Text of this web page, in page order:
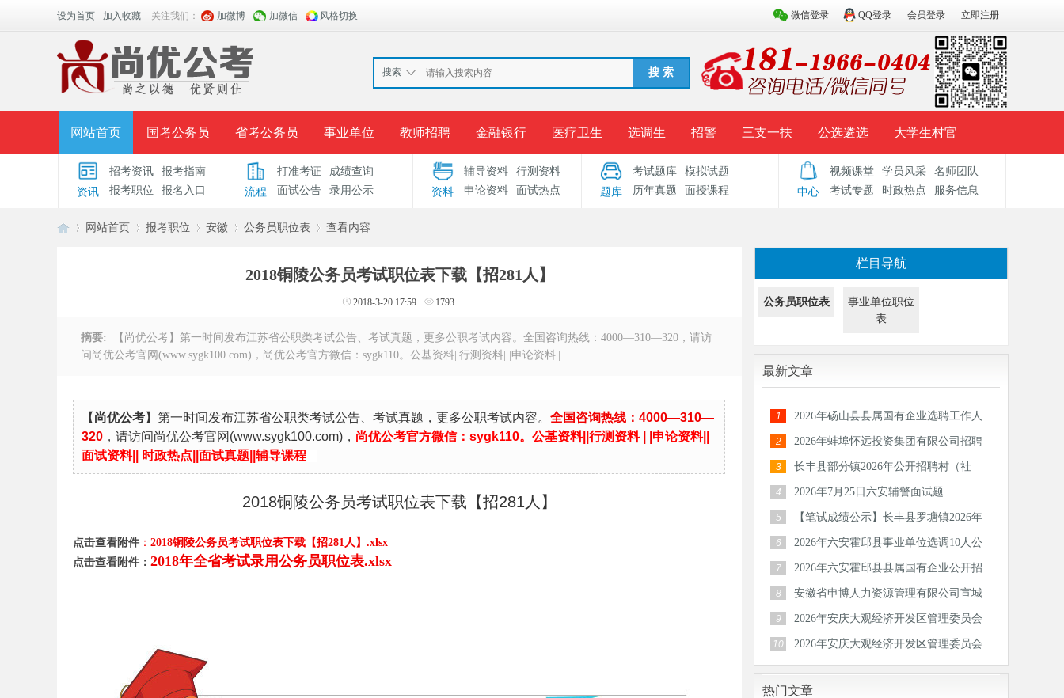
微信登录 QQ登录 会员登录 立即注册
设为首页 加入收藏 关注我们： 加微博 加微信 风格切换
搜索 搜 索
网站首页 国考公务员 省考公务员 事业单位 教师招聘 金融银行 医疗卫生 选调生 招警 三支一扶 公选遴选 大学生村官
面授课程 招考公告 面试公告 报考指导 准考证打印 成绩查询 录用公示 考试题库 辅导资料 历年真题 模拟试题
时政热点 视频课堂 名师团队 学员风采
资讯
招考资讯
报考指南
报考职位
报名入口 流程
打准考证
成绩查询
面试公告
录用公示 资料
辅导资料
行测资料
申论资料
面试热点 题库
考试题库
模拟试题
历年真题
面授课程 中心
视频课堂 学员风采
名师团队
考试专题
时政热点 服务信息
网站首页 报考职位 安徽 公务员职位表 查看内容
2018铜陵公务员考试职位表下载【招281人】
2018-3-20 17:59 1793
摘要:
【尚优公考】第一时间发布江苏省公职类考试公告、考试真题，更多公职考试内容。全国咨询热线：4000—310—320，请访
问尚优公考官网(www.sygk100.com)，尚优公考官方微信：sygk110。公基资料||行测资料| |申论资料|| ...
【 尚优公考】第一时间发布江苏省公职类考试公告、考试真题，更多公职考试内容。 全国咨询热线：4000—310—
320 ， 请访问尚优公考官网 (www.sygk100.com)， 尚优公考官方微信：sygk110。 公基资料| 行测资料| | 申论资料||
面试资料|| 时政热点 面试真题 辅导课程
2018铜陵公务员考试职位表下载【招281人】
点击查看附件 ： 2018铜陵公务员考试职位表下载【招281人】.xlsx
点击查看附件： 2018年全省考试录用公务员职位表.xlsx
栏目导航
公务员职位表
事业单位职位
表
最新文章
1
2026年砀山县县属国有企业选聘工作人
员公告
2
2026年蚌埠怀远投资集团有限公司招聘
30人公
3
长丰县部分镇2026年公开招聘村（社
区）后备
4 2026年7月25日六安辅警面试题
5
【笔试成绩公示】长丰县罗塘镇2026年
公开招
6
2026年六安霍邱县事业单位选调10人公
告
7
2026年六安霍邱县县属国有企业公开招
聘工作
8
安徽省申博人力资源管理有限公司宣城
分公司
9
2026年安庆大观经济开发区管理委员会
公开招
10
2026年安庆大观经济开发区管理委员会
公开招
热门文章